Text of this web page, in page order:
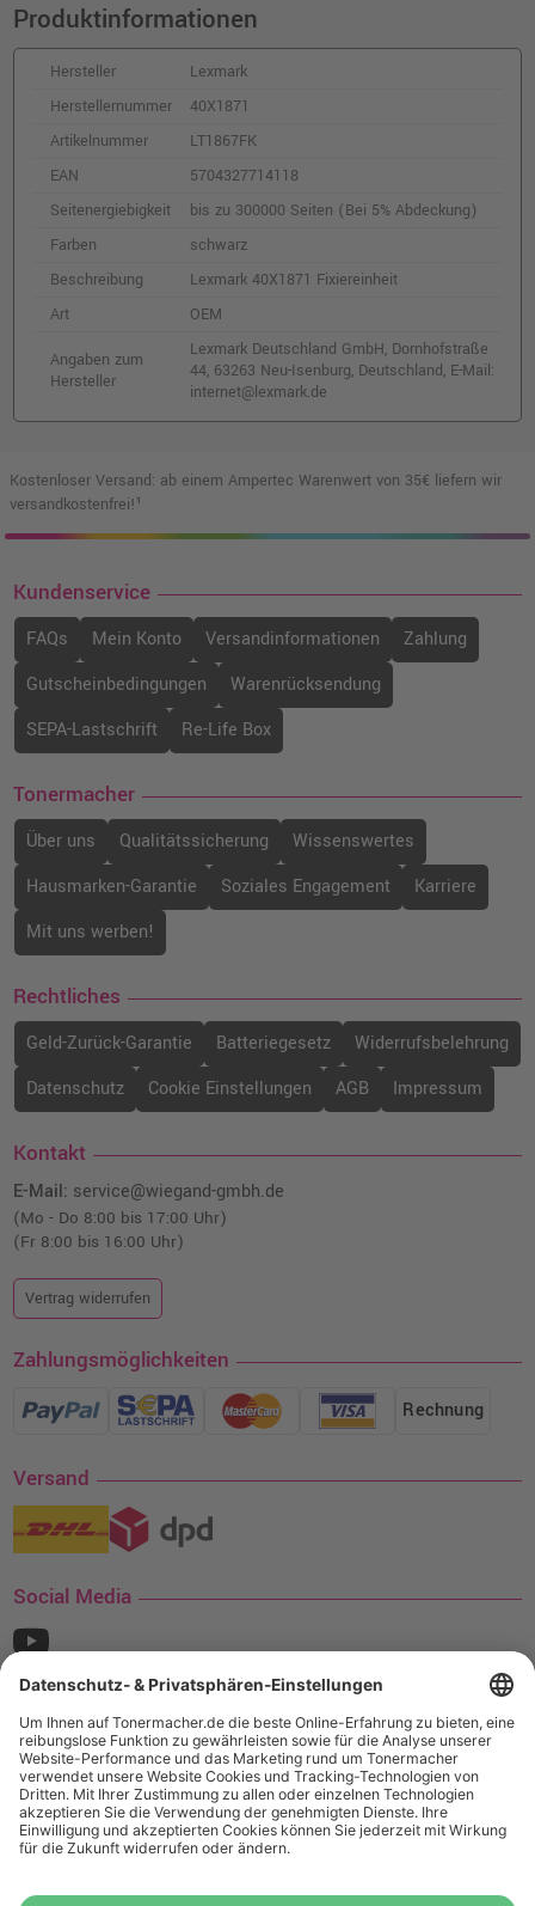
Produktinformationen
Hersteller
Lexmark
Herstellernummer
40X1871
Artikelnummer
LT1867FK
EAN
5704327714118
Seitenergiebigkeit
bis zu 300000 Seiten (Bei 5% Abdeckung)
Farben
schwarz
Beschreibung
Lexmark 40X1871 Fixiereinheit
Art
OEM
Angaben zum
Hersteller
Lexmark Deutschland GmbH, Dornhofstraße
44, 63263 Neu-Isenburg, Deutschland, E-Mail:
internet@lexmark.de
Kostenloser Versand: ab einem Ampertec Warenwert von 35€ liefern wir
versandkostenfrei!¹
Kundenservice
FAQs Mein Konto Versandinformationen
Zahlung
Gutscheinbedingungen
Warenrücksendung
SEPA-Lastschrift
Re-Life Box
Tonermacher
Über uns Qualitätssicherung
Wissenswertes
Hausmarken-Garantie
Soziales Engagement
Karriere
Mit uns werben!
Rechtliches
Geld-Zurück-Garantie Batteriegesetz
Widerrufsbelehrung
Datenschutz
Cookie Einstellungen AGB Impressum
Kontakt
E-Mail: service@wiegand-gmbh.de
(Mo - Do 8:00 bis 17:00 Uhr)
(Fr 8:00 bis 16:00 Uhr)
Vertrag widerrufen
Zahlungsmöglichkeiten
Rechnung
Versand
Social Media
¹ Nur gültig für den Versand innerhalb Deutschlands. Befindet sich ein Warenwert
von mindestens 35€ (inkl. Mwst.) an Ampertec Artikeln in Ihrem Warenkorb, ist der
Versand für Sie kostenfrei.